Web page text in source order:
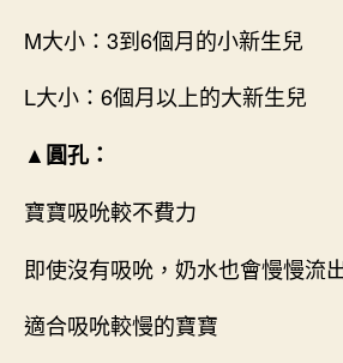
M大小：3到6個月的小新生兒
L大小：6個月以上的大新生兒
▲圓孔：
寶寶吸吮較不費力
即使沒有吸吮，奶水也會慢慢流
適合吸吮較慢的寶寶